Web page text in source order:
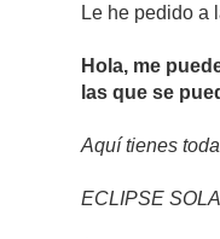
Le he pedido a
Hola, me
las que se
Aquí tienes
ECLIPSE